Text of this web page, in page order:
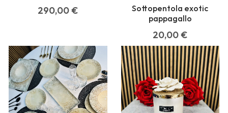
290,00€
Sottopentola exotic
pappagallo
20,00€